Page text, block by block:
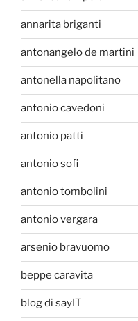
annarita briganti
antonangelo de martini
antonella napolitano
antonio cavedoni
antonio patti
antonio sofi
antonio tombolini
antonio vergara
arsenio bravuomo
beppe caravita
blog di sayIT